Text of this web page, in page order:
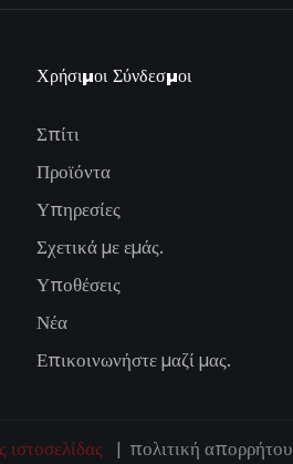
Χρήσιμοι Σύνδεσμοι
Σπίτι
Προϊόντα
Υπηρεσίες
Σχετικά με εμάς.
Υποθέσεις
Νέα
Επικοινωνήστε μαζί μας.
ιστοσελίδας | πολιτική απορρήτου